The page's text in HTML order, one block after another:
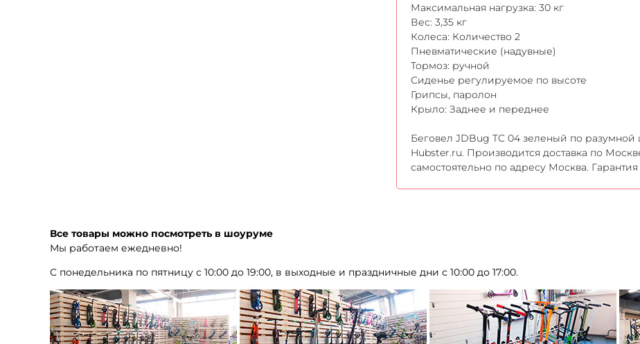
Максимальная нагрузка: 30 кг
Вес: 3,35 кг
Колеса: Количество 2
Пневматические (надувные)
Тормоз: ручной
Сиденье регулируемое по высоте
Грипсы, паролон
Крыло: Заднее и переднее
Беговел JDBug TC 04 зеленый по разумной
Hubster.ru. Производится доставка по
самостоятельно по адресу Москва.
Все товары можно посмотреть в шоуруме
Мы работаем ежедневно!
С понедельника по пятницу с 10:00 до 19:00, в выходные и праздничные дни с 10:00 до 17:00.